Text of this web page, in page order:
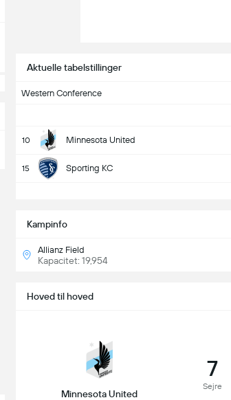
Aktuelle tabelstillinger
Western Conference
10 Minnesota United
15 Sporting KC
Kampinfo
Allianz Field
Kapacitet: 19,954
Hoved til hoved
Minnesota United
7
Sejre